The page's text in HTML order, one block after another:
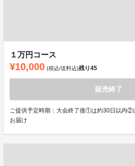
１万円コース
¥10,000 (税込/送料込)残り45
販売終了
ご提供予定時期：大会終了後①は約30日以内
お届け